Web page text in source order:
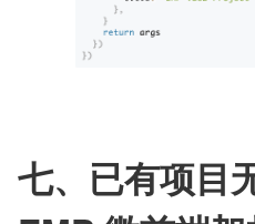
七、已有项目